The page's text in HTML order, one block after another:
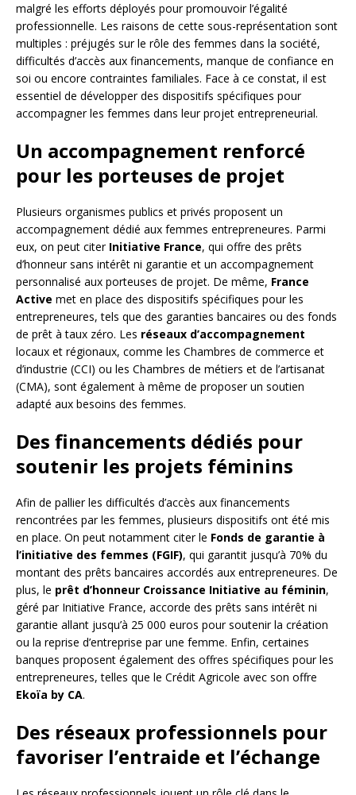
malgré les efforts déployés pour promouvoir l’égalité
professionnelle. Les raisons de cette sous-représentation sont
multiples : préjugés sur le rôle des femmes dans la société,
difficultés d’accès aux financements, manque de confiance en
soi ou encore contraintes familiales. Face à ce constat, il est
essentiel de développer des dispositifs spécifiques pour
accompagner les femmes dans leur projet entrepreneurial.
Un accompagnement renforcé
pour les porteuses de projet
Plusieurs organismes publics et privés proposent un
accompagnement dédié aux femmes entrepreneures. Parmi
eux, on peut citer Initiative France, qui offre des prêts
d’honneur sans intérêt ni garantie et un accompagnement
personnalisé aux porteuses de projet. De même, France
Active met en place des dispositifs spécifiques pour les
entrepreneures, tels que des garanties bancaires ou des fonds
de prêt à taux zéro. Les réseaux d’accompagnement
locaux et régionaux, comme les Chambres de commerce et
d’industrie (CCI) ou les Chambres de métiers et de l’artisanat
(CMA), sont également à même de proposer un soutien
adapté aux besoins des femmes.
Des financements dédiés pour
soutenir les projets féminins
Afin de pallier les difficultés d’accès aux financements
rencontrées par les femmes, plusieurs dispositifs ont été mis
en place. On peut notamment citer le Fonds de garantie à
l’initiative des femmes (FGIF), qui garantit jusqu’à 70% du
montant des prêts bancaires accordés aux entrepreneures. De
plus, le prêt d’honneur Croissance Initiative au féminin,
géré par Initiative France, accorde des prêts sans intérêt ni
garantie allant jusqu’à 25 000 euros pour soutenir la création
ou la reprise d’entreprise par une femme. Enfin, certaines
banques proposent également des offres spécifiques pour les
entrepreneures, telles que le Crédit Agricole avec son offre
Ekoïa by CA.
Des réseaux professionnels pour
favoriser l’entraide et l’échange